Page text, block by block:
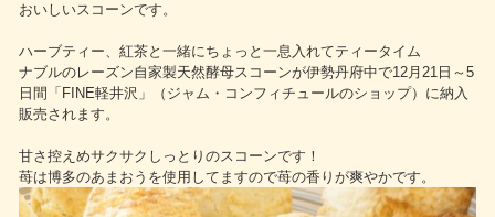
おいしいスコーンです。
ハーブティー、紅茶と一緒にちょっと一息入れてティータイム
ナブルのレーズン自家製天然酵母スコーンが伊勢丹府中で12月21日～5
日間「FINE軽井沢」（ジャム・コンフィチュールのショップ）に納入
販売されます。
甘さ控えめサクサクしっとりのスコーンです！
苺は博多のあまおうを使用してますので苺の香りが爽やかです。